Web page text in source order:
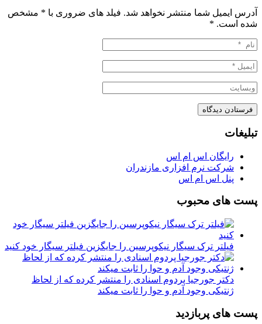
آدرس ایمیل شما منتشر نخواهد شد. فیلد های ضروری با * مشخص
شده است. *
تبلیغات
رایگان اس ام اس
شرکت نرم افزاری مازندران
پنل اس ام اس
پست های محبوب
فیلتر ترک سیگار نیکوپرسین را جایگزین فیلتر سیگار خود کنید
دکتر جورجیا پردوم اسنادی را منتشر کرده که از لحاظ
ژنتیکی وجود آدم و حوا را ثابت میکند
پست های پربازدید